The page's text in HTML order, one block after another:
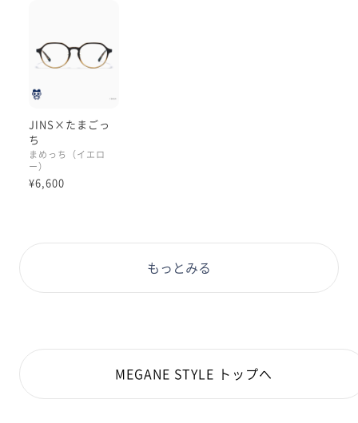
JINS×たまごっ
ち
まめっち（イエロ
ー）
¥6,600
もっとみる
MEGANE STYLE トップへ